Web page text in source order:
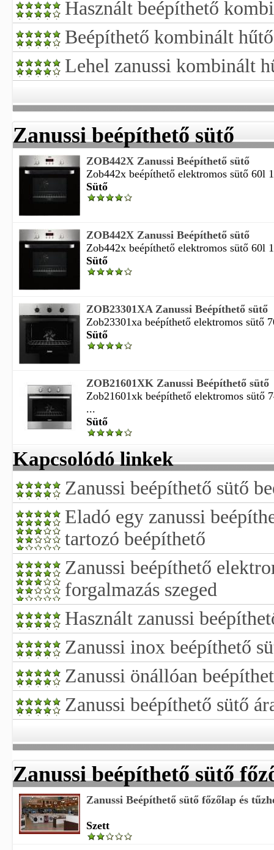
Használt beépíthető
Beépíthető kombinált
Lehel zanussi kombinált
Zanussi beépíthető sütő
ZOB442X Zanussi Beépíthető sütő
Zob442x beépíthető elektromos sütő 60l
Sütő
ZOB442X Zanussi Beépíthető sütő
Zob442x beépíthető elektromos sütő 60l
Sütő
ZOB23301XA Zanussi Beépíthető sütő
Zob23301xa beépíthető elektromos sütő
Sütő
ZOB21601XK Zanussi Beépíthető sütő
Zob21601xk beépíthető elektromos sütő
...
Sütő
Kapcsolódó linkek
Zanussi beépíthető sütő
Eladó egy zanussi
tartozó beépíthető
Zanussi beépíthető
forgalmazás szeged
Használt zanussi
Zanussi inox beépíthető
Zanussi önállóan
Zanussi beépíthető sütő
Zanussi beépíthető sütő
Zanussi Beépíthető sütő főzőlap és
Szett